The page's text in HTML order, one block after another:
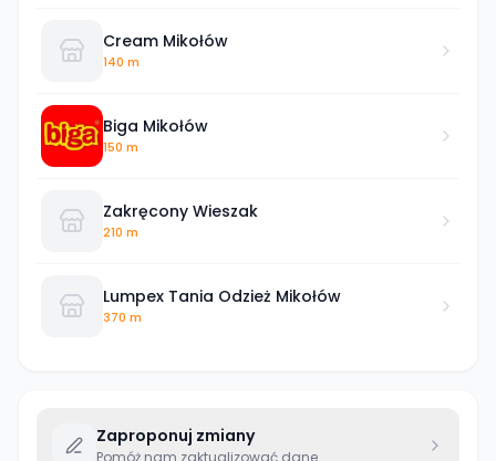
Cream Mikołów
140 m
Biga Mikołów
150 m
Zakręcony Wieszak
210 m
Lumpex Tania Odzież Mikołów
370 m
Zaproponuj zmiany
Pomóż nam zaktualizować dane